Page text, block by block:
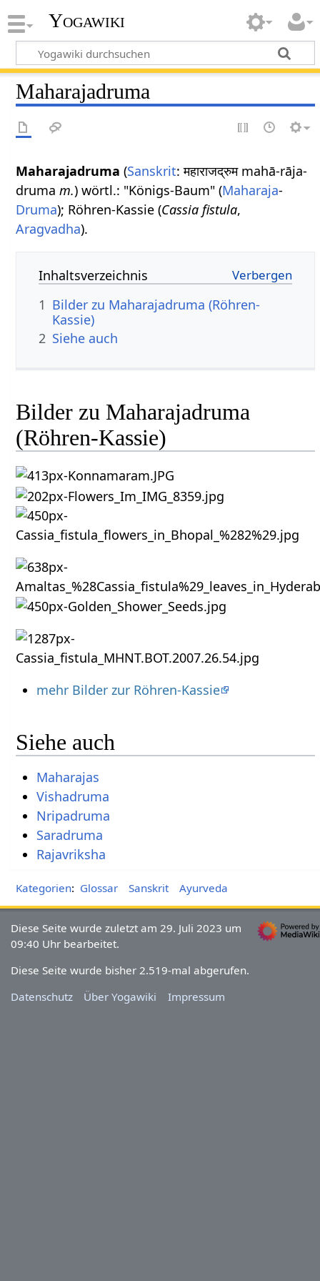
Yogawiki
Maharajadruma
Maharajadruma (Sanskrit: महाराजद्रुम mahā-rāja-
drumam.) wörtl.: "Königs-Baum" (Maharaja-
Druma); Röhren-Kassie (Cassia fistula,
Aragvadha).
Inhaltsverzeichnis
1 Bilder zu Maharajadruma (Röhren-
Kassie)
2 Siehe auch
Bilder zu Maharajadruma
(Röhren-Kassie)
mehr Bilder zur Röhren-Kassie
Siehe auch
Maharajas
Vishadruma
Nripadruma
Saradruma
Rajavriksha
Kategorien: Glossar Sanskrit Ayurveda
Diese Seite wurde zuletzt am 29. Juli 2023 um
09:40 Uhr bearbeitet.
Diese Seite wurde bisher 2.519-mal abgerufen.
Datenschutz
Über Yogawiki Impressum